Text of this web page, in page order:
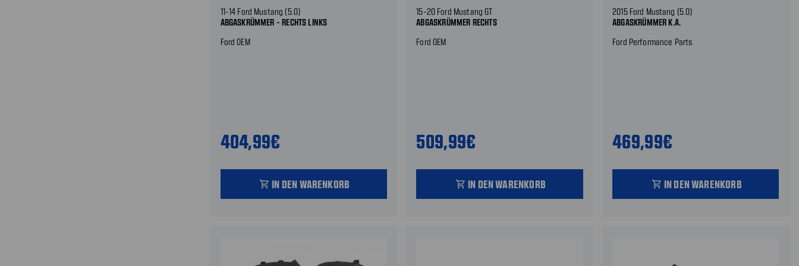
11-14 Ford Mustang (5.0)
ABGASKRÜMMER - RECHTS LINKS
Ford OEM
404,99€
shopping_cart IN DEN WARENKORB
15-20 Ford Mustang GT
ABGASKRÜMMER RECHTS
Ford OEM
509,99€
shopping_cart IN DEN WARENKORB
2015 Ford Mustang (5.0)
ABGASKRÜMMER K.A.
Ford Performance Parts
469,99€
shopping_cart IN DEN WARENKORB